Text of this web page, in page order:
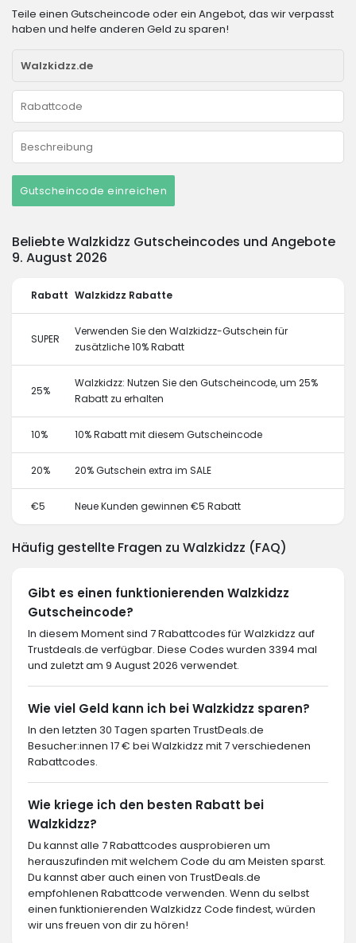
Teile einen Gutscheincode oder ein Angebot, das wir verpasst
haben und helfe anderen Geld zu sparen!
Gutscheincode einreichen
Beliebte Walzkidzz Gutscheincodes und Angebote
9. August 2026
Rabatt Walzkidzz Rabatte
SUPER
Verwenden Sie den Walzkidzz-Gutschein für
zusätzliche 10% Rabatt
25%
Walzkidzz: Nutzen Sie den Gutscheincode, um 25%
Rabatt zu erhalten
10% 10% Rabatt mit diesem Gutscheincode
20% 20% Gutschein extra im SALE
€5 Neue Kunden gewinnen €5 Rabatt
Häufig gestellte Fragen zu Walzkidzz (FAQ)
Gibt es einen funktionierenden Walzkidzz
Gutscheincode?
In diesem Moment sind 7 Rabattcodes für Walzkidzz auf
Trustdeals.de verfügbar. Diese Codes wurden 3394 mal
und zuletzt am 9 August 2026 verwendet.
Wie viel Geld kann ich bei Walzkidzz sparen?
In den letzten 30 Tagen sparten TrustDeals.de
Besucher:innen 17 € bei Walzkidzz mit 7 verschiedenen
Rabattcodes.
Wie kriege ich den besten Rabatt bei
Walzkidzz?
Du kannst alle 7 Rabattcodes ausprobieren um
herauszufinden mit welchem Code du am Meisten sparst.
Du kannst aber auch einen von TrustDeals.de
empfohlenen Rabattcode verwenden. Wenn du selbst
einen funktionierenden Walzkidzz Code findest, würden
wir uns freuen von dir zu hören!